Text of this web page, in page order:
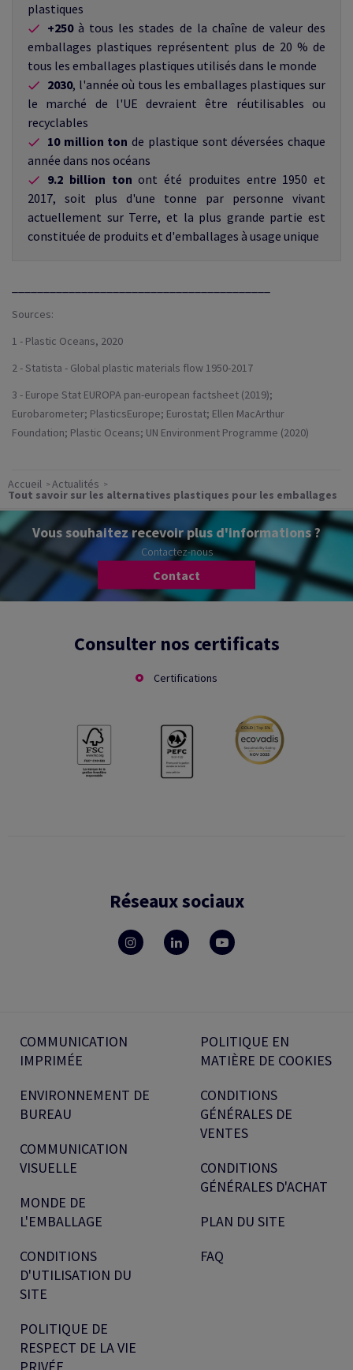
plastiques
+250 à tous les stades de la chaîne de valeur des
emballages plastiques représentent plus de 20 % de
tous les emballages plastiques utilisés dans le monde
2030, l'année où tous les emballages plastiques sur
le marché de l'UE devraient être réutilisables ou
recyclables
10 million ton de plastique sont déversées chaque
année dans nos océans
9.2 billion ton ont été produites entre 1950 et
2017, soit plus d'une tonne par personne vivant
actuellement sur Terre, et la plus grande partie est
constituée de produits et d'emballages à usage unique
Sources:
1 - Plastic Oceans, 2020
2 - Statista - Global plastic materials flow 1950-2017
3 - Europe Stat EUROPA pan-european factsheet (2019);
Eurobarometer; PlasticsEurope; Eurostat; Ellen MacArthur
Foundation; Plastic Oceans; UN Environment Programme (2020)
Accueil Actualités
Tout savoir sur les alternatives plastiques pour les emballages
Vous souhaitez recevoir plus d'informations ?
Contactez-nous
Contact
Consulter nos certificats
Certifications
Réseaux sociaux
COMMUNICATION
IMPRIMÉE
ENVIRONNEMENT DE
BUREAU
COMMUNICATION
VISUELLE
MONDE DE
L'EMBALLAGE
CONDITIONS
D'UTILISATION DU
SITE
POLITIQUE DE
RESPECT DE LA VIE
PRIVÉE
POLITIQUE EN
MATIÈRE DE COOKIES
CONDITIONS
GÉNÉRALES DE
VENTES
CONDITIONS
GÉNÉRALES D'ACHAT
PLAN DU SITE
FAQ